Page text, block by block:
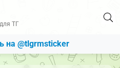
ТГ
на @tlgrmsticker